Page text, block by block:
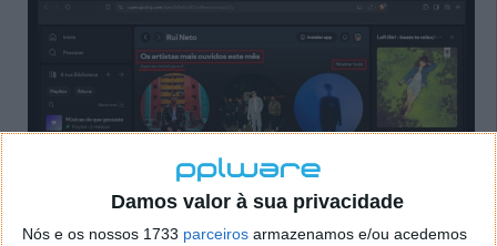
Damos valor à sua privacidade
Nós e os nossos 1733 parceiros armazenamos e/ou acedemos